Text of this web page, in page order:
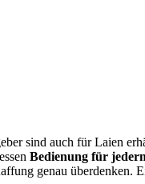
sind auch für Laien
Bedienung für
genau überdenken.